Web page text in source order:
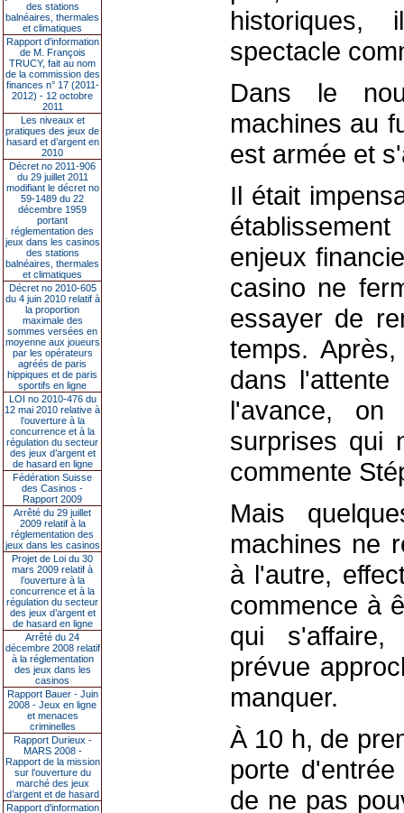
des stations
balnéaires, thermales
et climatiques
Rapport d'information
de M. François
TRUCY, fait au nom
de la commission des
finances n° 17 (2011-
2012) - 12 octobre
2011
Les niveaux et
pratiques des jeux de
hasard et d’argent en
2010
Décret no 2011-906
du 29 juillet 2011
modifiant le décret no
59-1489 du 22
décembre 1959
portant
réglementation des
jeux dans les casinos
des stations
balnéaires, thermales
et climatiques
Décret no 2010-605
du 4 juin 2010 relatif à
la proportion
maximale des
sommes versées en
moyenne aux joueurs
par les opérateurs
agréés de paris
hippiques et de paris
sportifs en ligne
LOI no 2010-476 du
12 mai 2010 relative à
l’ouverture à la
concurrence et à la
régulation du secteur
des jeux d’argent et
de hasard en ligne
Fédération Suisse
des Casinos -
Rapport 2009
Arrêté du 29 juillet
2009 relatif à la
réglementation des
jeux dans les casinos
Projet de Loi du 30
mars 2009 relatif à
l’ouverture à la
concurrence et à la
régulation du secteur
des jeux d’argent et
de hasard en ligne
Arrêté du 24
décembre 2008 relatif
à la réglementation
des jeux dans les
casinos
Rapport Bauer - Juin
2008 - Jeux en ligne
et menaces
criminelles
Rapport Durieux -
MARS 2008 -
Rapport de la mission
sur l’ouverture du
marché des jeux
d’argent et de hasard
Rapport d'information
spectacle
Dans le
machines au
est armée et
Il était
enjeux
casino ne
essayer de
temps.
dans
l'avance, on
surprises qui
commente
Mais
machines ne
à l'autre,
commence à
qui
prévue
manquer.
À 10 h, de
porte
de ne pas